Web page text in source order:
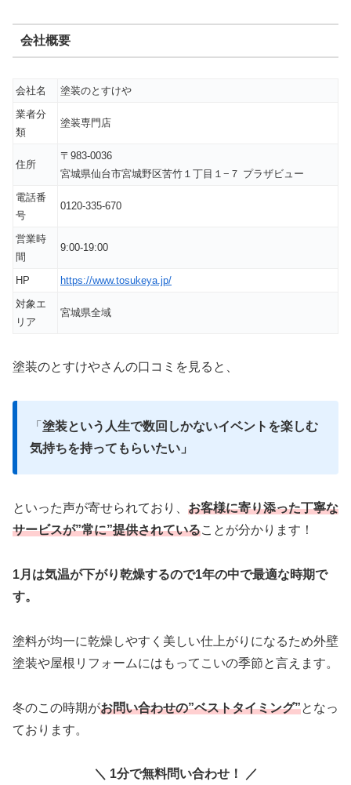
会社概要
会社名
塗装のとすけや
業者分
類
塗装専門店
住所
〒983-0036
宮城県仙台市宮城野区苦竹１丁目１−７ プラザビュー
電話番
号
0120-335-670
営業時
間
9:00-19:00
HP
https://www.tosukeya.jp/
対象エ
リア
宮城県全域
塗装のとすけやさんの口コミを見ると、
「 塗装という人生で数回しかないイベントを楽しむ
気持ちを持ってもらいたい」
といった声が寄せられており、 お客様に寄り添った丁寧な
サービスが”常に”提供されていることが分かります！
1月は気温が下がり乾燥するので1年の中で最適な時期で
す。
塗料が均一に乾燥しやすく美しい仕上がりになるため外壁
塗装や屋根リフォームにはもってこいの季節と言えます。
冬のこの時期がお問い合わせの”ベストタイミング”となっ
ております。
＼ 1分で無料問い合わせ！ ／